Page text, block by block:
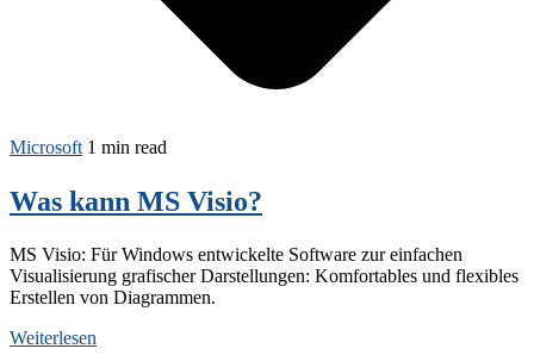
Microsoft 1 min read
Was kann MS Visio?
MS Visio: Für Windows entwickelte Software zur einfachen
Visualisierung grafischer Darstellungen: Komfortables und flexibles
Erstellen von Diagrammen.
Weiterlesen